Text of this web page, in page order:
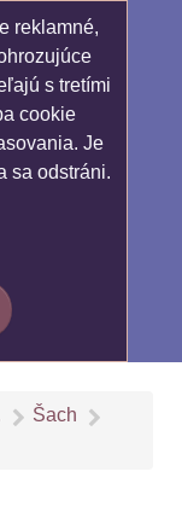
reklamné,
s tretími
cookie
Je
sa odstráni.
Šach